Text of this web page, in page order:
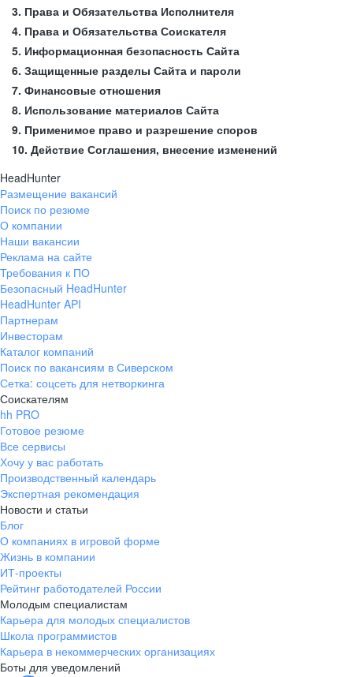
3. Права и Обязательства Исполнителя
4. Права и Обязательства Соискателя
5. Информационная безопасность Сайта
6. Защищенные разделы Сайта и пароли
7. Финансовые отношения
8. Использование материалов Сайта
9. Применимое право и разрешение споров
10. Действие Соглашения, внесение изменений
HeadHunter
Размещение вакансий
Поиск по резюме
О компании
Наши вакансии
Реклама на сайте
Требования к ПО
Безопасный HeadHunter
HeadHunter API
Партнерам
Инвесторам
Каталог компаний
Поиск по вакансиям в Сиверском
Сетка: соцсеть для нетворкинга
Соискателям
hh PRO
Готовое резюме
Все сервисы
Хочу у вас работать
Производственный календарь
Экспертная рекомендация
Новости и статьи
Блог
О компаниях в игровой форме
Жизнь в компании
ИТ-проекты
Рейтинг работодателей России
Молодым специалистам
Карьера для молодых специалистов
Школа программистов
Карьера в некоммерческих организациях
Боты для уведомлений